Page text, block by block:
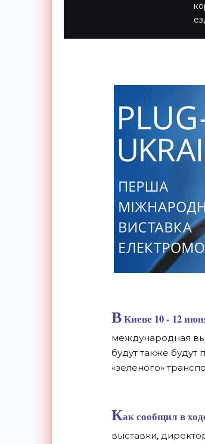
ВКиеве 10 - 12
международная
будут также
«зеленого»
Как сообщил в
выставки,